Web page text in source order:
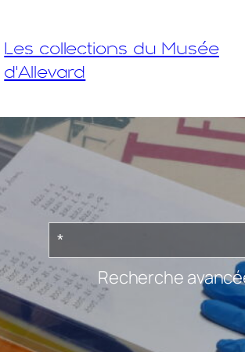
Les collections du Musée
d'Allevard
Recherche